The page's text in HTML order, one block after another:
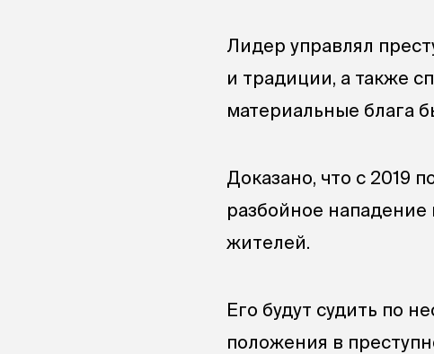
Лидер управлял
и традиции, а также
материальные блага
Доказано, что с 2019
разбойное
жителей.
Его будут судить по
положения в